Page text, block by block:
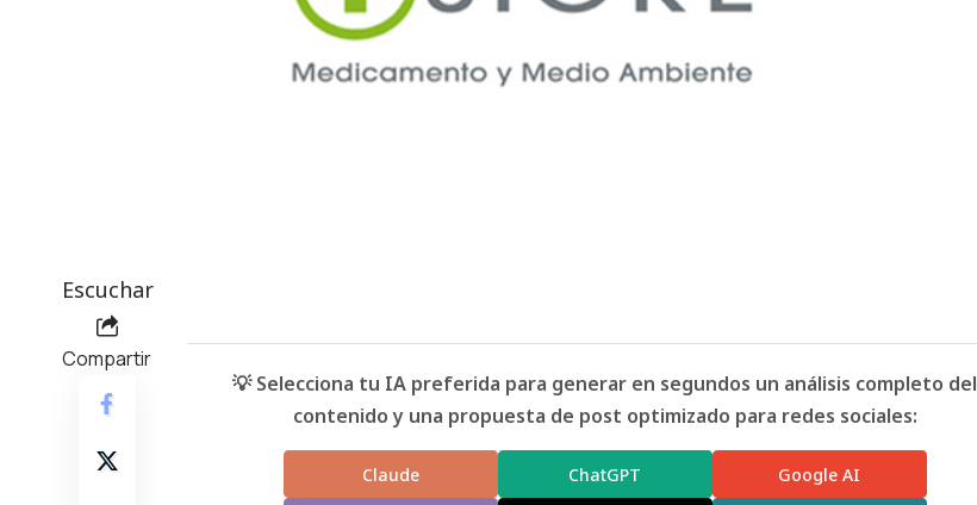
Escuchar
Compartir
💡 Selecciona tu IA preferida para generar en segundos un análisis completo del
contenido y una propuesta de post optimizado para redes sociales:
Claude ChatGPT Google AI